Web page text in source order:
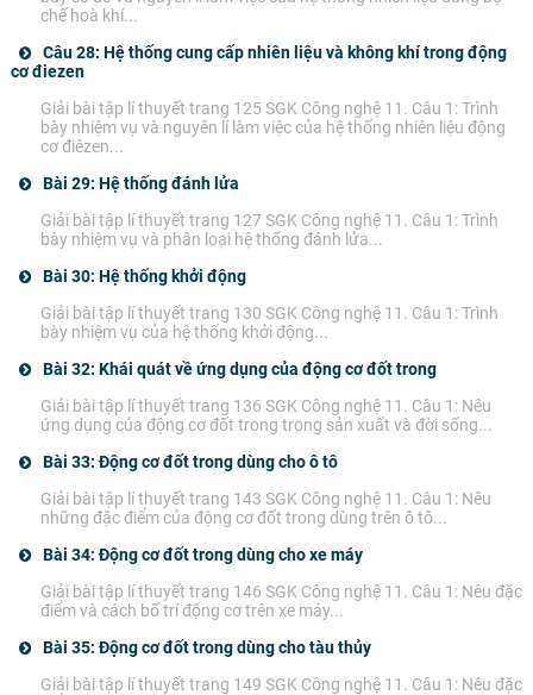
chế hoà khí...
Câu 28: Hệ thống cung cấp nhiên liệu và không khí trong động
cơ điezen
Giải bài tập lí thuyết trang 125 SGK Công nghệ 11. Câu 1: Trình
bày nhiệm vụ và nguyên lí làm việc của hệ thống nhiên liệu động
cơ điêzen...
Bài 29: Hệ thống đánh lửa
Giải bài tập lí thuyết trang 127 SGK Công nghệ 11. Câu 1: Trình
bày nhiệm vụ và phân loại hệ thống đánh lửa...
Bài 30: Hệ thống khởi động
Giải bài tập lí thuyết trang 130 SGK Công nghệ 11. Câu 1: Trình
bày nhiệm vụ của hệ thống khởi động...
Bài 32: Khái quát về ứng dụng của động cơ đốt trong
Giải bài tập lí thuyết trang 136 SGK Công nghệ 11. Câu 1: Nêu
ứng dụng của động cơ đốt trong trong sản xuất và đời sống...
Bài 33: Động cơ đốt trong dùng cho ô tô
Giải bài tập lí thuyết trang 143 SGK Công nghệ 11. Câu 1: Nêu
những đặc điểm của động cơ đốt trong dùng trên ô tô...
Bài 34: Động cơ đốt trong dùng cho xe máy
Giải bài tập lí thuyết trang 146 SGK Công nghệ 11. Câu 1: Nêu đặc
điểm và cách bố trí động cơ trên xe máy...
Bài 35: Động cơ đốt trong dùng cho tàu thủy
Giải bài tập lí thuyết trang 149 SGK Công nghệ 11. Câu 1: Nêu đặc